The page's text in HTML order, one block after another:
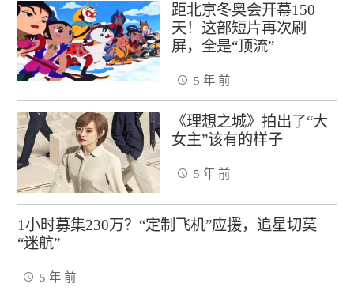
距北京冬奥会开幕150
天！这部短片再次刷
屏，全是“顶流”
5 年 前
《理想之城》拍出了“大
女主”该有的样子
5 年 前
1小时募集230万？“定制飞机”应援，追星切莫
“迷航”
5 年 前